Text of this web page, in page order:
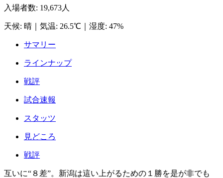
入場者数: 19,673人
天候: 晴 気温: 26.5℃ 湿度: 47%
サマリー
ラインナップ
戦評
試合速報
スタッツ
見どころ
戦評
互いに“８差”。新潟は這い上がるための１勝を是が非でも